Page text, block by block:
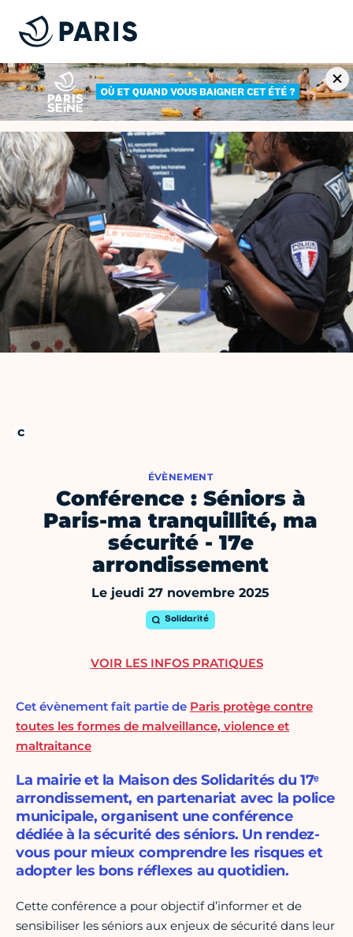
ÉVÈNEMENT
Conférence : Séniors à
Paris-ma tranquillité, ma
sécurité - 17e
arrondissement
Le jeudi 27 novembre 2025
Solidarité
Cet évènement fait partie de Paris protège contre
toutes les formes de malveillance, violence et
maltraitance
La mairie et la Maison des Solidarités du 17ᵉ
arrondissement, en partenariat avec la police
municipale, organisent une conférence
dédiée à la sécurité des séniors. Un rendez-
vous pour mieux comprendre les risques et
adopter les bons réflexes au quotidien.
Cette conférence a pour objectif d’informer et de
sensibiliser les séniors aux enjeux de sécurité dans leur
VOIR LES INFOS PRATIQUES